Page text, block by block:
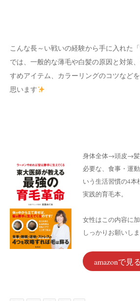
こんな長～い戦いの経験から手に入れた「
では、一般的な薄毛や白髪の原因と対策
すめアイテム、カラーリングのコツなど
思います
身体全体→頭皮→髪
必要な、食事・運
いう生活習慣の4本
実践的育毛本。
女性はこの内容に
しっかりお願いしま
amazonで見る